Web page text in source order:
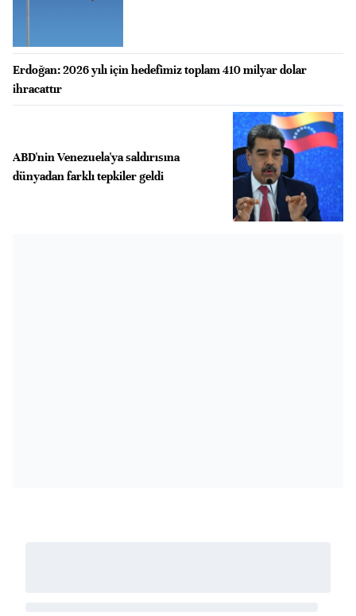
Erdoğan: 2026 yılı için hedefimiz toplam 410 milyar dolar
ihracattır
ABD'nin Venezuela'ya saldırısına
dünyadan farklı tepkiler geldi